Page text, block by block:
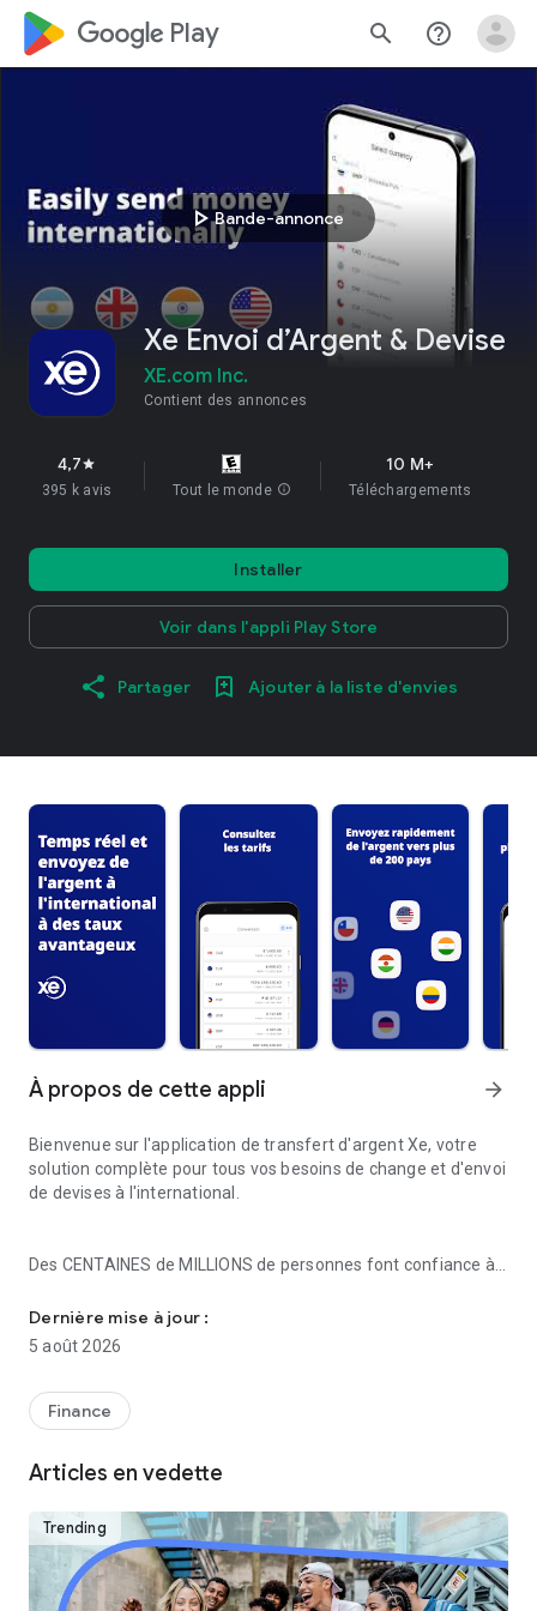
google_logo Play search help_outline
play_arrowBande-annonce
Xe Envoi d’Argent & Devise
XE.com Inc.
Contient des annonces
4,7star
395 k avis Tout le monde info
10 M+
Téléchargements
Installer
Voir dans l'appli Play Store
Partager Ajouter à la liste d'envies
À propos de cette appli arrow_forward
Bienvenue sur l'application de transfert d'argent Xe, votre
solution complète pour tous vos besoins de change et d'envoi
de devises à l'international.
Des CENTAINES de MILLIONS de personnes font confiance à
● Consulter les taux en direct
● Configuration d'alertes de taux
● Un moyen rapide, sécurisé et fiable de transférer de
● Plus de 105 millions de téléchargements
Transférez de l'argent en quelques minutes
Dernière mise à jour :
5 août 2026
Finance
Articles en vedette
Trending